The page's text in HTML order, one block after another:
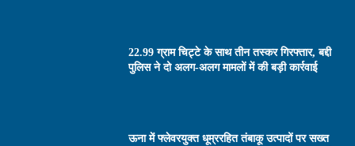
22.99 ग्राम चिट्टे के साथ तीन तस्कर गिरफ्तार, बद्दी
पुलिस ने दो अलग-अलग मामलों में की बड़ी कार्रवाई
ऊना में फ्लेवरयुक्त धूम्ररहित तंबाकू उत्पादों पर सख्त